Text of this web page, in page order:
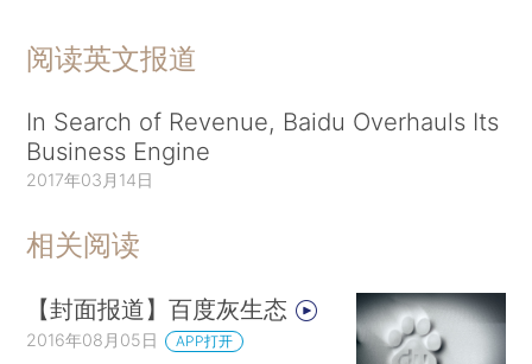
阅读英文报道
In Search of Revenue, Baidu Overhauls Its
Business Engine
2017年03月14日
相关阅读
【封面报道】百度灰生态
2016年08月05日 APP打开